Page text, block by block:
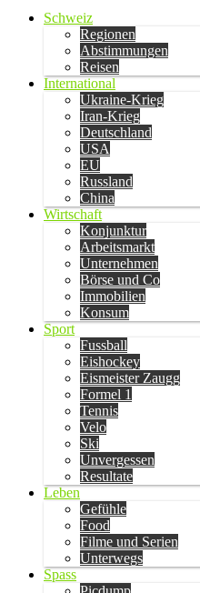
Schweiz
Regionen
Abstimmungen
Reisen
International
Ukraine-Krieg
Iran-Krieg
Deutschland
USA
EU
Russland
China
Wirtschaft
Konjunktur
Arbeitsmarkt
Unternehmen
Börse und Co
Immobilien
Konsum
Sport
Fussball
Eishockey
Eismeister Zaugg
Formel 1
Tennis
Velo
Ski
Unvergessen
Resultate
Leben
Gefühle
Food
Filme und Serien
Unterwegs
Spass